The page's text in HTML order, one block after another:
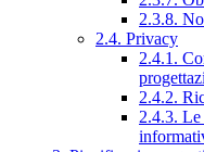
2.3.8.
2.4. Privacy
2.4.1.
2.4.2.
2.4.3. Le